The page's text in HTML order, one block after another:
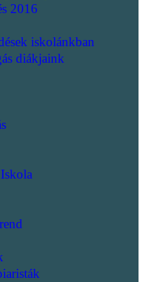
2016
iskolánkban
diákjaink